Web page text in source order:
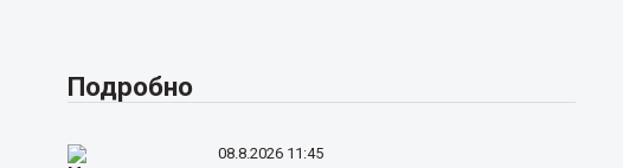
Подробно
08.8.2026 11:45